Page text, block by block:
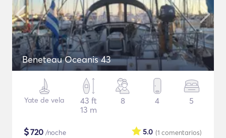
Beneteau Oceanis 43
Yate de vela
43 ft
13 m
8 4 5
$720 /noche (1 comentarios)
5.0